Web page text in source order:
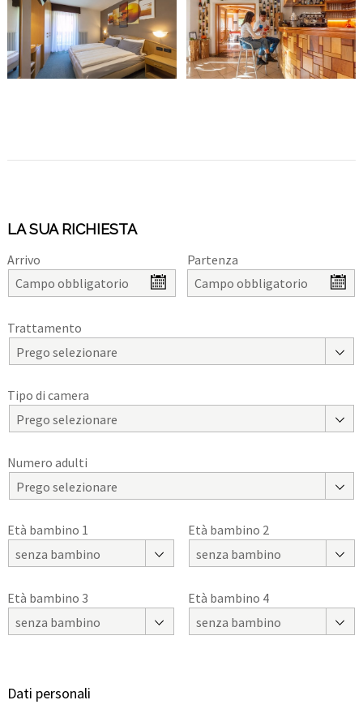
LA SUA RICHIESTA
Arrivo Partenza
Trattamento
Prego selezionare
Tipo di camera
Prego selezionare
Numero adulti
Prego selezionare
Età bambino 1
senza bambino
Età bambino 2
senza bambino
Età bambino 3
senza bambino
Età bambino 4
senza bambino
Dati personali